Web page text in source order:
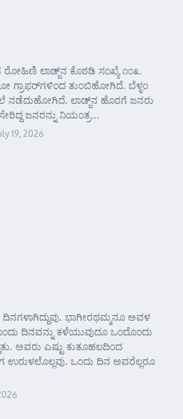
ಲಾಡ್ಜ್‌ನ ಕೊಠಡಿ ಸಂಖ್ಯೆ ೧೦೩.
ಗ್ರಾಫರ್‌ಗಳಿಂದ ತುಂಬಿಹೋಗಿದೆ. ಬೆಳ್ಳಂ
ನಡೆದುಹೋಗಿದೆ. ಲಾಡ್ಜ್‌ನ ಹೊರಗೆ ಜನರು
ಜನರನ್ನು ನಿಯಂತ್ರ...
19, 2026
ಭಾಗೀರಥಮ್ಮನೂ ಅವಳ
ದಿನವನ್ನು ಕಳೆಯುವುದೂ ಒಂದೊಂದು
ಅವರು ಎಷ್ಟು ಕುತೂಹಲದಿಂದ
ಒಂದು ದಿನ ಅವರೆಲ್ಲರೂ